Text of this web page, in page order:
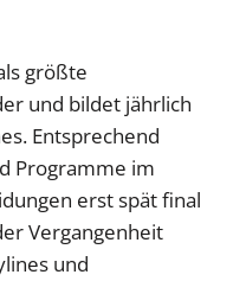
größte
und bildet jährlich
Entsprechend
Programme im
erst spät final
Vergangenheit
und